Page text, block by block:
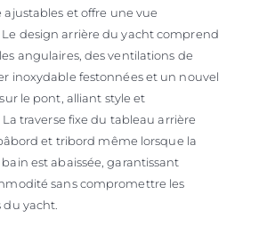
et offre une vue
design arrière du yacht comprend
angulaires, des ventilations de
inoxydable festonnées et un nouvel
le pont, alliant style et
traverse fixe du tableau arrière
et tribord même lorsque la
est abaissée, garantissant
sans compromettre les
du yacht.